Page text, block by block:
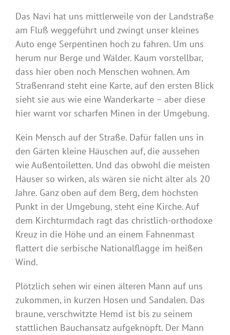
Das Navi hat uns mittlerweile von der Landstraße
am Fluß weggeführt und zwingt unser kleines
Auto enge Serpentinen hoch zu fahren. Um uns
herum nur Berge und Wälder. Kaum vorstellbar,
dass hier oben noch Menschen wohnen. Am
Straßenrand steht eine Karte, auf den ersten Blick
sieht sie aus wie eine Wanderkarte – aber diese
hier warnt vor scharfen Minen in der Umgebung.
Kein Mensch auf der Straße. Dafür fallen uns in
den Gärten kleine Häuschen auf, die aussehen
wie Außentoiletten. Und das obwohl die meisten
Häuser so wirken, als wären sie nicht älter als 20
Jahre. Ganz oben auf dem Berg, dem höchsten
Punkt in der Umgebung, steht eine Kirche. Auf
dem Kirchturmdach ragt das christlich-orthodoxe
Kreuz in die Höhe und an einem Fahnenmast
flattert die serbische Nationalflagge im heißen
Wind.
Plötzlich sehen wir einen älteren Mann auf uns
zukommen, in kurzen Hosen und Sandalen. Das
braune, verschwitzte Hemd ist bis zu seinem
stattlichen Bauchansatz aufgeknöpft. Der Mann